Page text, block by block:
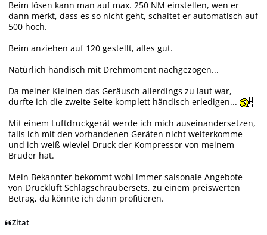
Beim lösen kann man auf max. 250 NM einstellen, wen er
dann merkt, dass es so nicht geht, schaltet er automatisch auf
500 hoch.
Beim anziehen auf 120 gestellt, alles gut.
Natürlich händisch mit Drehmoment nachgezogen...
Da meiner Kleinen das Geräusch allerdings zu laut war,
durfte ich die zweite Seite komplett händisch erledigen...
Mit einem Luftdruckgerät werde ich mich auseinandersetzen,
falls ich mit den vorhandenen Geräten nicht weiterkomme
und ich weiß wieviel Druck der Kompressor von meinem
Bruder hat.
Mein Bekannter bekommt wohl immer saisonale Angebote
von Druckluft Schlagschraubersets, zu einem preiswerten
Betrag, da könnte ich dann profitieren.
Zitat